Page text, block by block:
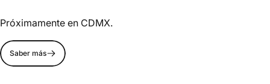
Próximamente en CDMX.
Saber más